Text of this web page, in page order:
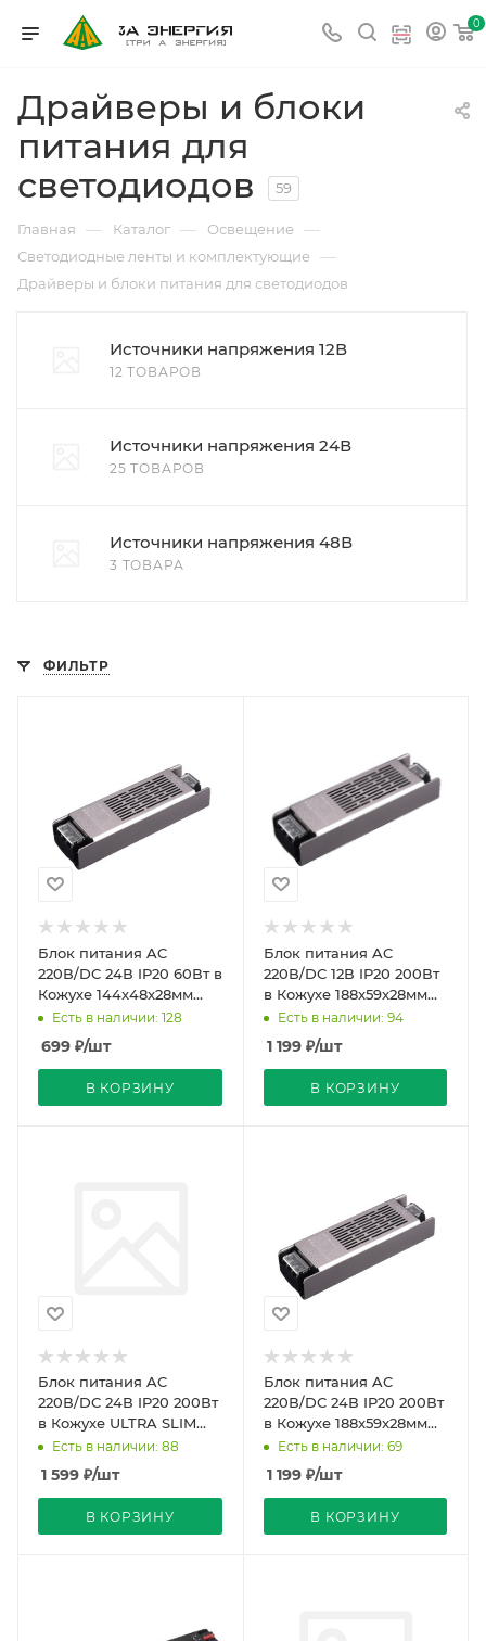
0
Драйверы и блоки
питания для
светодиодов
59
Главная — Каталог — Освещение —
Светодиодные ленты и комплектующие —
Драйверы и блоки питания для светодиодов
Источники напряжения 12В
12 ТОВАРОВ
Источники напряжения 24В
25 ТОВАРОВ
Источники напряжения 48В
3 ТОВАРА
ФИЛЬТР
Блок питания AC
220В/DC 24В IP20 60Вт в
Кожухе 144x48x28мм
Compound Strait
REDIGLE (80)
Есть в наличии: 128
699 ₽/шт
В КОРЗИНУ
Блок питания AC
220В/DC 12В IP20 200Вт
в Кожухе 188x59x28мм
Compound Strait
REDIGLE (45)
Есть в наличии: 94
1 199₽/шт
В КОРЗИНУ
Блок питания AC
220В/DC 24В IP20 200Вт
в Кожухе ULTRA SLIM
Energy
Есть в наличии: 88
1 599 ₽/шт
В КОРЗИНУ
Блок питания AC
220В/DC 24В IP20 200Вт
в Кожухе 188x59x28мм
Compound Strait
REDIGLE (50)
Есть в наличии: 69
1 199₽/шт
В КОРЗИНУ